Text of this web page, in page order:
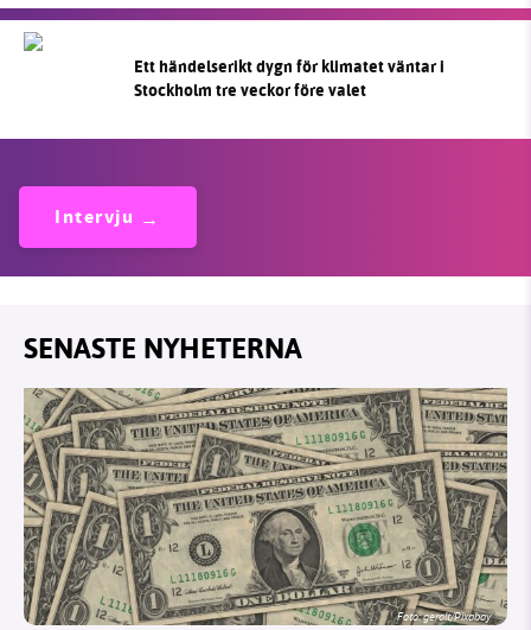
Ett händelserikt dygn för klimatet väntar i
Stockholm tre veckor före valet
Intervju
SENASTE NYHETERNA
Foto:geralt/Pixabay